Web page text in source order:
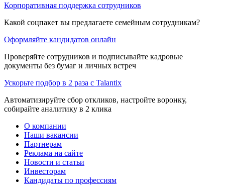
Корпоративная поддержка сотрудников
Какой соцпакет вы предлагаете семейным сотрудникам?
Оформляйте кандидатов онлайн
Проверяйте сотрудников и подписывайте кадровые
документы без бумаг и личных встреч
Ускорьте подбор в 2 раза с Talantix
Автоматизируйте сбор откликов, настройте воронку,
собирайте аналитику в 2 клика
О компании
Наши вакансии
Партнерам
Реклама на сайте
Новости и статьи
Инвесторам
Кандидаты по профессиям